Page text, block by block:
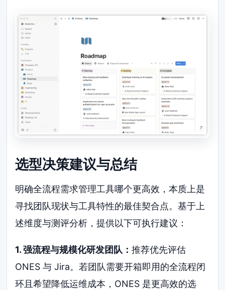
选型决策建议与总结
明确全流程需求管理工具哪个更高效，本质上是
寻找团队现状与工具特性的最佳契合点。基于上
述维度与测评分析，提供以下可执行建议：
1. 强流程与规模化研发团队：推荐优先评估
ONES 与 Jira。若团队需要开箱即用的全流程闭
环且希望降低运维成本，ONES 是更高效的选